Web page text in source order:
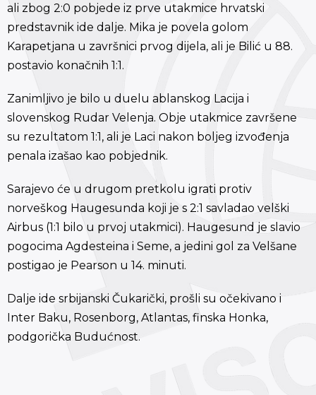
ali zbog 2:0 pobjede iz prve utakmice hrvatski
predstavnik ide dalje. Mika je povela golom
Karapetjana u završnici prvog dijela, ali je Bilić u 88.
postavio konačnih 1:1.
Zanimljivo je bilo u duelu ablanskog Lacija i
slovenskog Rudar Velenja. Obje utakmice završene
su rezultatom 1:1, ali je Laci nakon boljeg izvođenja
penala izašao kao pobjednik.
Sarajevo će u drugom pretkolu igrati protiv
norveškog Haugesunda koji je s 2:1 savladao velški
Airbus (1:1 bilo u prvoj utakmici). Haugesund je slavio
pogocima Agdesteina i Seme, a jedini gol za Velšane
postigao je Pearson u 14. minuti.
Dalje ide srbijanski Čukarički, prošli su očekivano i
Inter Baku, Rosenborg, Atlantas, finska Honka,
podgorička Budućnost.